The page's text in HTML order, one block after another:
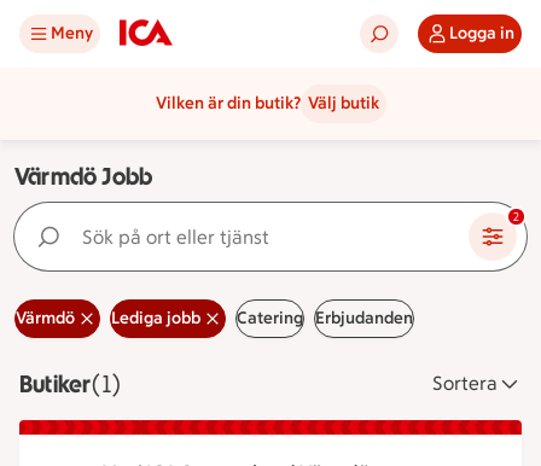
Meny Logga in
Vilken är din butik? Välj butik
Värmdö Jobb
Sök på ort eller tjänst 2
Värmdö Lediga jobb Catering Erbjudanden
ButikerVisar 1 stycken
(1) Sortera